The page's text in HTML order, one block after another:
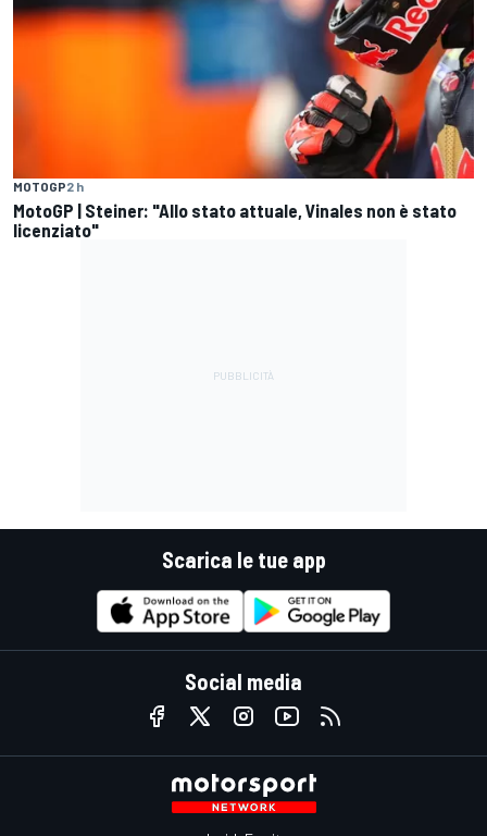
MOTOGP2 h
MotoGP | Steiner: "Allo stato attuale, Vinales non è stato
licenziato"
Scarica le tue app
Social media